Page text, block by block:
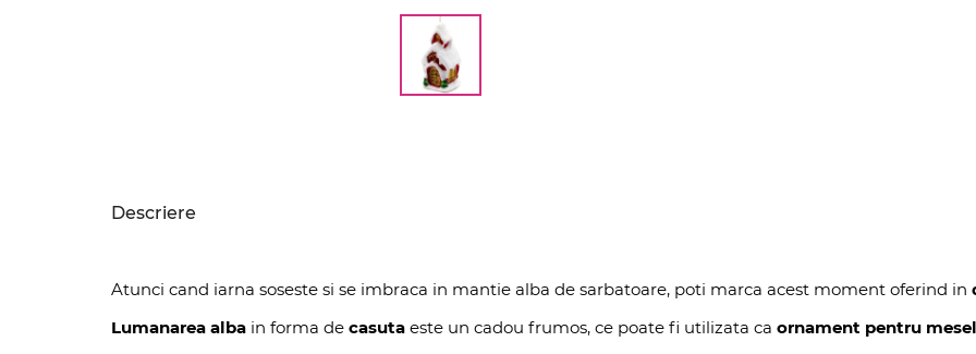
Descriere
Atunci cand iarna soseste si se imbraca in mantie alba de sarbatoare, poti marca acest moment oferind in
Lumanarea alba in forma de casuta este un cadou frumos, ce poate fi utilizata ca ornament pentru